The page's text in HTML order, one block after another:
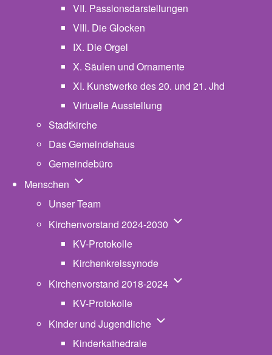
VII. Passionsdarstellungen
VIII. Die Glocken
IX. Die Orgel
X. Säulen und Ornamente
XI. Kunstwerke des 20. und 21. Jhd
Virtuelle Ausstellung
Stadtkirche
Das Gemeindehaus
Gemeindebüro
Menschen Unternavigation von Menschen
Unser Team
Kirchenvorstand 2024-2030 Unternavigation von
KV-Protokolle
Kirchenkreissynode
Kirchenvorstand 2018-2024 Unternavigation von
KV-Protokolle
Kinder und Jugendliche Unternavigation von
Kinderkathedrale